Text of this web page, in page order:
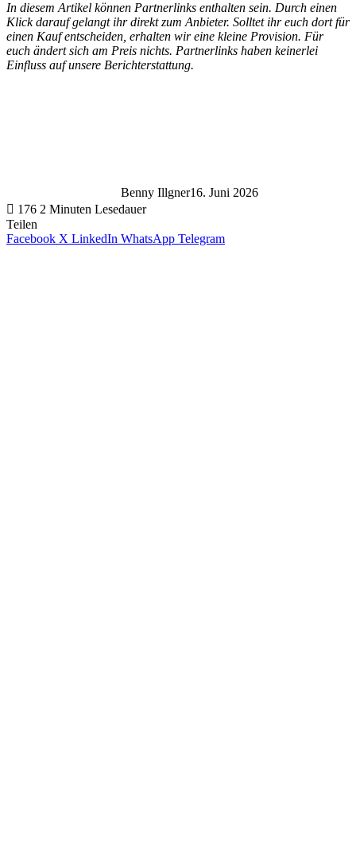
In diesem Artikel können Partnerlinks enthalten sein. Durch einen
Klick darauf gelangt ihr direkt zum Anbieter. Solltet ihr euch dort für
einen Kauf entscheiden, erhalten wir eine kleine Provision. Für
euch ändert sich am Preis nichts. Partnerlinks haben keinerlei
Einfluss auf unsere Berichterstattung.
Benny Illgner16. Juni 2026
176 2 Minuten Lesedauer
Teilen
Facebook X LinkedIn WhatsApp Telegram